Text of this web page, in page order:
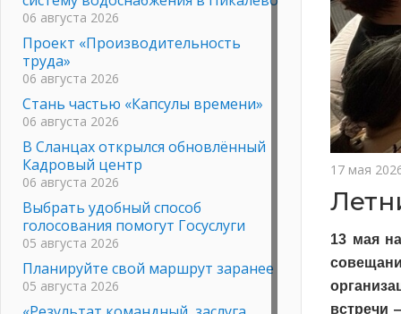
17 мая
13 мая
встречи
06 августа 2026
Проект «Производительность
труда»
06 августа 2026
Стань частью «Капсулы времени»
06 августа 2026
В Сланцах открылся обновлённый
Кадровый центр
06 августа 2026
Выбрать удобный способ
голосования помогут Госуслуги
05 августа 2026
Планируйте свой маршрут заранее
05 августа 2026